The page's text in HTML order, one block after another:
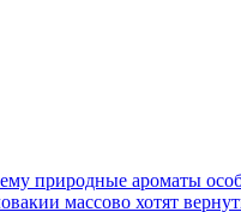
природные ароматы
массово хотят